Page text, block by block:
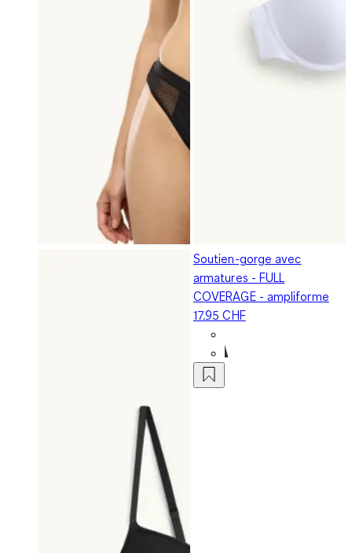
Soutien-gorge avec
armatures - FULL
COVERAGE - ampliforme
17.95 CHF